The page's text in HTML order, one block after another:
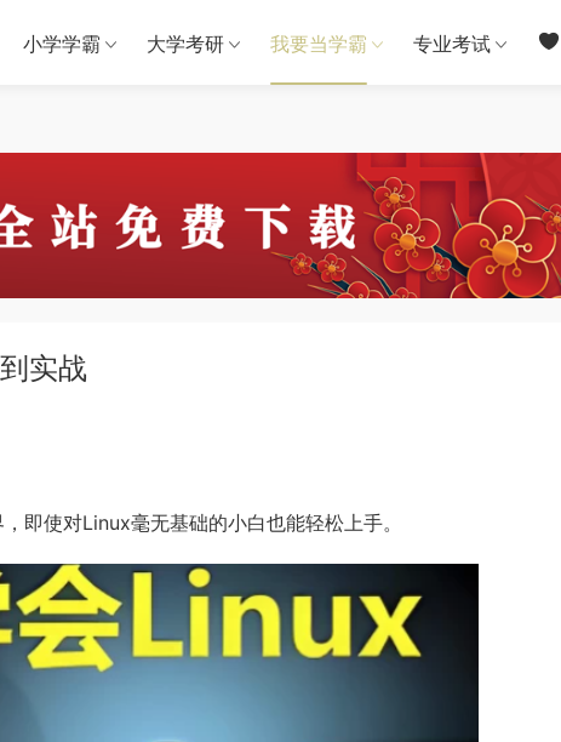
小学学霸 大学考研 我要当学霸 专业考试
实战
即使对Linux毫无基础的小白也能轻松上手。